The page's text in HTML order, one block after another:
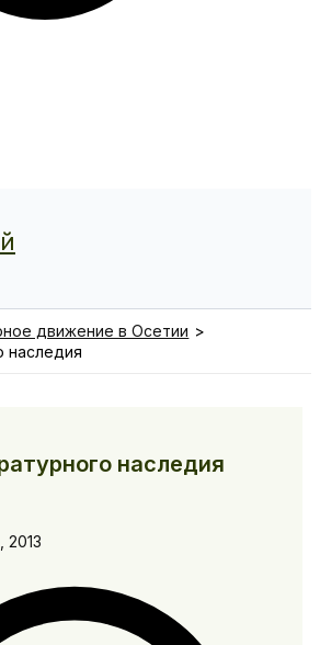
движение в Осетии
наследия
наследия
2013